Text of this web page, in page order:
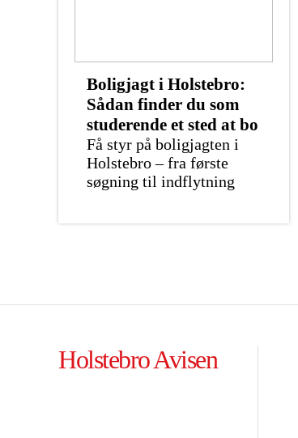
Boligjagt i Holstebro:
Sådan finder du som
studerende et sted at bo
Få styr på boligjagten i
Holstebro – fra første
søgning til indflytning
Holstebro Avisen